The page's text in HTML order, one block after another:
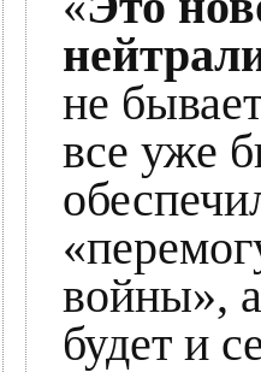
не
все уже
войны»,
будет и